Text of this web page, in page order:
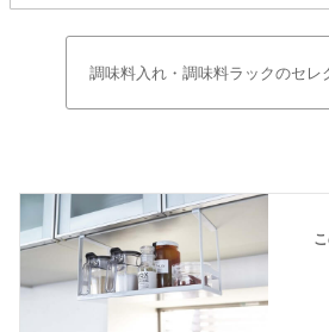
調味料入れ・調味料ラックのセレ